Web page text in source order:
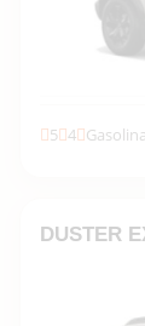
5 4 Gasolina
DUSTER